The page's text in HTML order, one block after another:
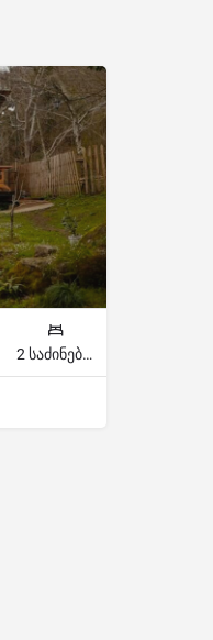
2 საძინებელი